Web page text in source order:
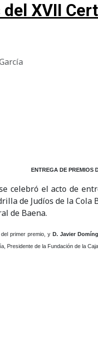
XVII
ENTREGA DE PREMIOS
celebró el acto de
de Judíos de la
de Baena.
del primer premio, yD. Javier
Presidente de la Fundación de la